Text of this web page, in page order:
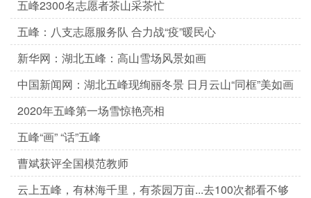
五峰2300名志愿者茶山采茶忙
五峰：八支志愿服务队 合力战“疫”暖民心
新华网：湖北五峰：高山雪场风景如画
中国新闻网：湖北五峰现绚丽冬景 日月云山“同框”美如画
2020年五峰第一场雪惊艳亮相
五峰“画” “话”五峰
曹斌获评全国模范教师
云上五峰，有林海千里，有茶园万亩...去100次都看不够